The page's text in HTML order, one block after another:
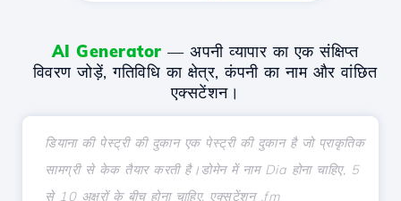
AI Generator — अपनी व्यापार का एक संक्षिप्त
विवरण जोड़ें, गतिविधि का क्षेत्र, कंपनी का नाम और वांछित
एक्सटेंशन।